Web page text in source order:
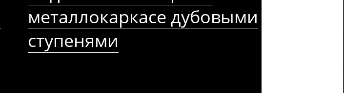
металлокаркасе дубовыми
ступенями